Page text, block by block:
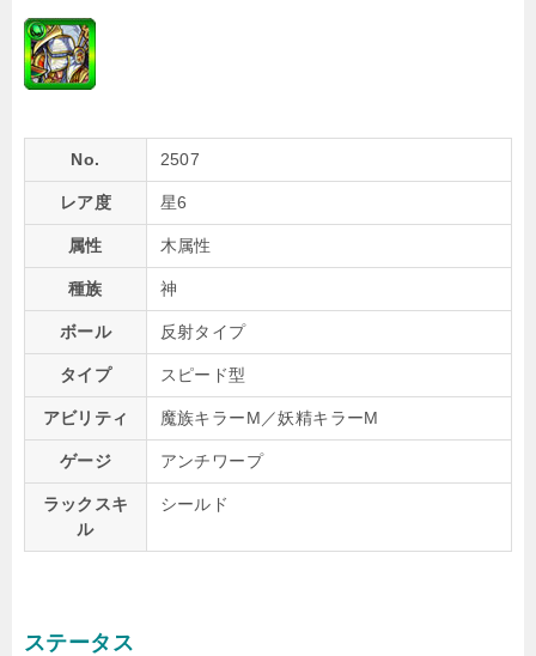
No. 2507
レア度 星6
属性 木属性
種族 神
ボール 反射タイプ
タイプ スピード型
アビリティ 魔族キラーM／妖精キラーM
ゲージ アンチワープ
ラックスキ
ル
シールド
ステータス